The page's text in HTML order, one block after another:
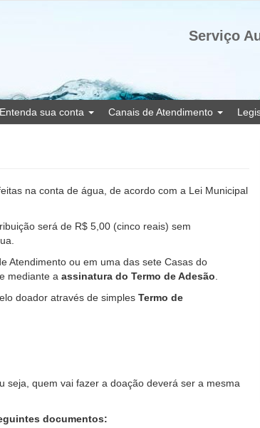
Serviço
Entenda sua conta Canais de Atendimento
na conta de água, de acordo com a Lei Municipal
será de R$ 5,00 (cinco reais) sem
Atendimento ou em uma das sete Casas do
mediante a assinatura do Termo de Adesão
doador através de simples Termo de
seja, quem vai fazer a doação deverá ser a mesma
documentos: